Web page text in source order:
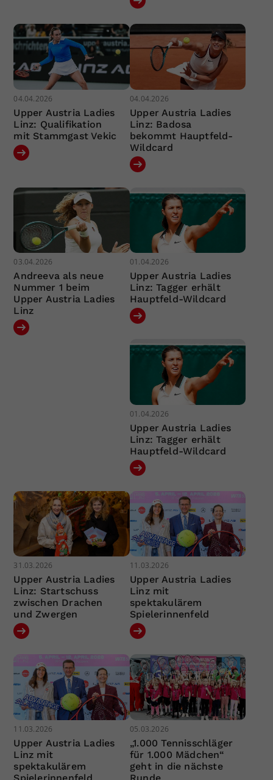
04.04.2026
Upper Austria Ladies
Linz: Qualifikation
mit Stammgast Vekic
04.04.2026
Upper Austria Ladies
Linz: Badosa
bekommt Hauptfeld-
Wildcard
03.04.2026
Andreeva als neue
Nummer 1 beim
Upper Austria Ladies
Linz
01.04.2026
Upper Austria Ladies
Linz: Tagger erhält
Hauptfeld-Wildcard
01.04.2026
Upper Austria Ladies
Linz: Tagger erhält
Hauptfeld-Wildcard
31.03.2026
Upper Austria Ladies
Linz: Startschuss
zwischen Drachen
und Zwergen
11.03.2026
Upper Austria Ladies
Linz mit
spektakulärem
Spielerinnenfeld
11.03.2026
Upper Austria Ladies
Linz mit
spektakulärem
Spielerinnenfeld
05.03.2026
„1.000 Tennisschläger
für 1.000 Mädchen“
geht in die nächste
Runde